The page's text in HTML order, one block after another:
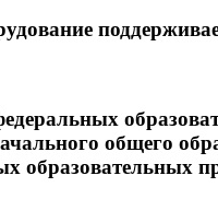
общего
образовательных